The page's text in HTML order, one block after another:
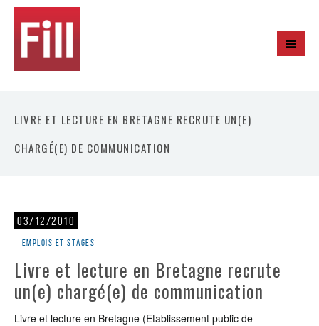
LIVRE ET LECTURE EN BRETAGNE RECRUTE UN(E)
CHARGÉ(E) DE COMMUNICATION
03/12/2010
Emplois et stages
Livre et lecture en Bretagne recrute
un(e) chargé(e) de communication
Livre et lecture en Bretagne (Etablissement public de